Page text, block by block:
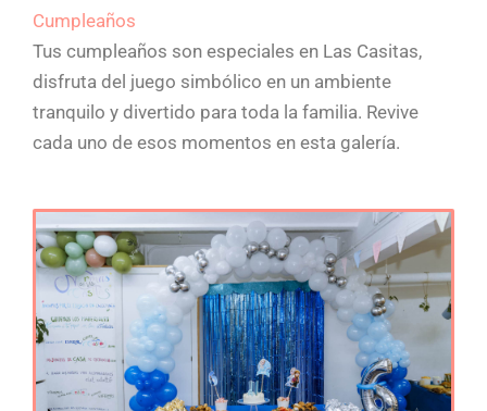
Cumpleaños
Tus cumpleaños son especiales en Las Casitas,
disfruta del juego simbólico en un ambiente
tranquilo y divertido para toda la familia. Revive
cada uno de esos momentos en esta galería.